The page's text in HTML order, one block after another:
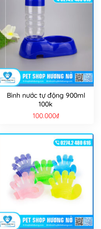
Bình nước tự động 900ml
100k
100.000₫